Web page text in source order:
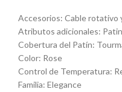
Accesorios: Cable rotativo
Atributos adicionales:
Cobertura del Patín:
Color: Rose
Control de Temperatura:
Familia: Elegance